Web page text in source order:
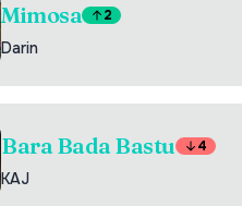
Mimosa 2
Darin
Bara Bada Bastu 4
KAJ